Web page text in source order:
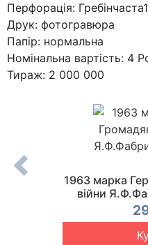
Перфорація:
Друк: фотогравюра
Папір: нормальна
Номінальна вартість: 4
Тираж: 2 000 000
дня
1963 марка
війни